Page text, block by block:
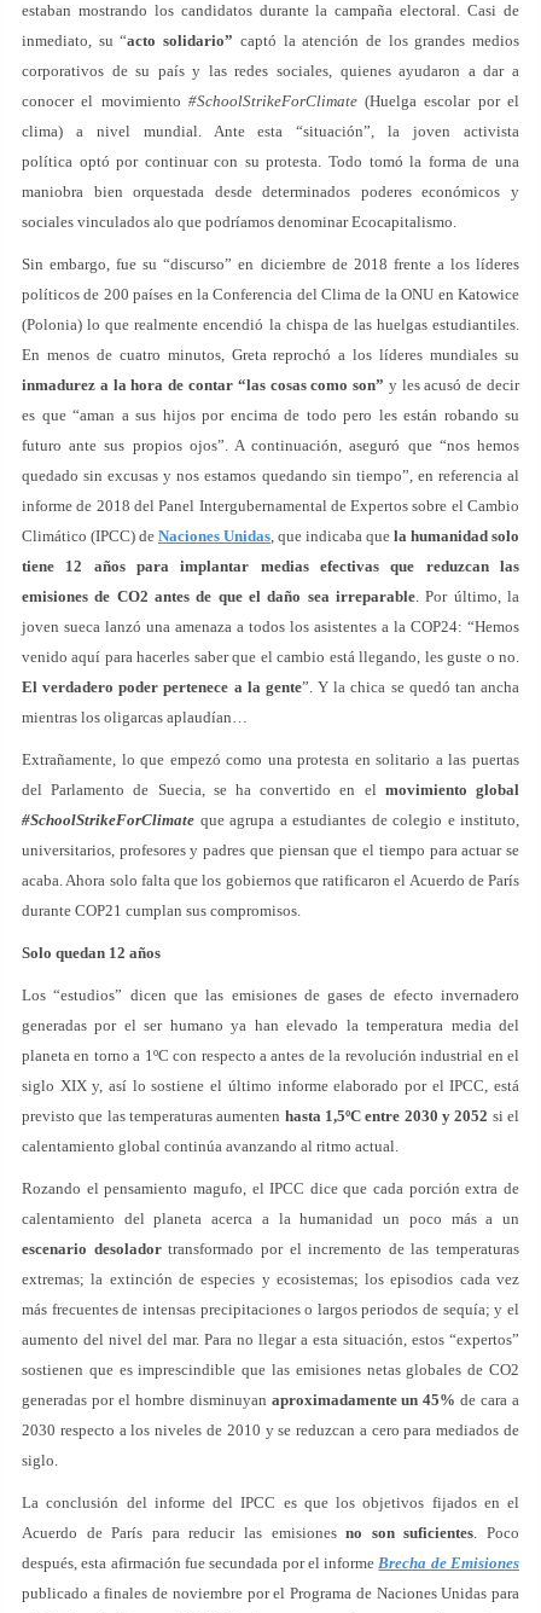
estaban mostrando los candidatos durante la campaña electoral. Casi de
inmediato, su “acto solidario” captó la atención de los grandes medios
corporativos de su país y las redes sociales, quienes ayudaron a dar a
conocer el movimiento #SchoolStrikeForClimate(Huelga escolar por el
clima) a nivel mundial. Ante esta “situación”, la joven activista
política optó por continuar con su protesta. Todo tomó la forma de una
maniobra bien orquestada desde determinados poderes económicos y
sociales vinculados alo que podríamos denominar Ecocapitalismo.
Sin embargo, fue su “discurso” en diciembre de 2018 frente a los líderes
políticos de 200 países en la Conferencia del Clima de la ONU en Katowice
(Polonia) lo que realmente encendió la chispa de las huelgas estudiantiles.
En menos de cuatro minutos, Greta reprochó a los líderes mundiales su
inmadurez a la hora de contar “las cosas como son” y les acusó de decir
es que “aman a sus hijos por encima de todo pero les están robando su
futuro ante sus propios ojos”. A continuación, aseguró que “nos hemos
quedado sin excusas y nos estamos quedando sin tiempo”, en referencia al
informe de 2018 del Panel Intergubernamental de Expertos sobre el Cambio
Climático (IPCC) de Naciones Unidas, que indicaba que la humanidad solo
tiene 12 años para implantar medias efectivas que reduzcan las
emisiones de CO2 antes de que el daño sea irreparable. Por último, la
joven sueca lanzó una amenaza a todos los asistentes a la COP24: “Hemos
venido aquí para hacerles saber que el cambio está llegando, les guste o no.
El verdadero poder pertenece a la gente”. Y la chica se quedó tan ancha
mientras los oligarcas aplaudían…
Extrañamente, lo que empezó como una protesta en solitario a las puertas
del Parlamento de Suecia, se ha convertido en el movimiento global
#SchoolStrikeForClimate que agrupa a estudiantes de colegio e instituto,
universitarios, profesores y padres que piensan que el tiempo para actuar se
acaba. Ahora solo falta que los gobiernos que ratificaron el Acuerdo de París
durante COP21 cumplan sus compromisos.
Solo quedan 12 años
Los “estudios” dicen que las emisiones de gases de efecto invernadero
generadas por el ser humano ya han elevado la temperatura media del
planeta en torno a 1ºC con respecto a antes de la revolución industrial en el
siglo XIX y, así lo sostiene el último informe elaborado por el IPCC, está
previsto que las temperaturas aumenten hasta 1,5ºC entre 2030 y 2052 si el
calentamiento global continúa avanzando al ritmo actual.
Rozando el pensamiento magufo, el IPCC dice que cada porción extra de
calentamiento del planeta acerca a la humanidad un poco más a un
escenario desoladortransformado por el incremento de las temperaturas
extremas; la extinción de especies y ecosistemas; los episodios cada vez
más frecuentes de intensas precipitaciones o largos periodos de sequía; y el
aumento del nivel del mar. Para no llegar a esta situación, estos “expertos”
sostienen que es imprescindible que las emisiones netas globales de CO2
generadas por el hombre disminuyan aproximadamente un 45% de cara a
2030 respecto a los niveles de 2010 y se reduzcan a cero para mediados de
siglo.
La conclusión del informe del IPCC es que los objetivos fijados en el
Acuerdo de París para reducir las emisionesno son suficientes. Poco
después, esta afirmación fue secundada por el informeBrecha de Emisiones
publicado a finales de noviembre por el Programa de Naciones Unidas para